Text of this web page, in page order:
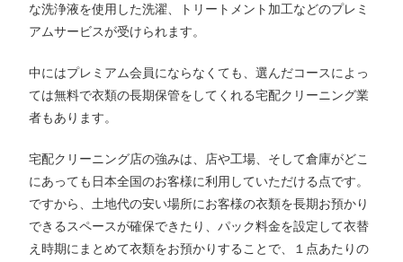
な洗浄液を使用した洗濯、トリートメント加工などのプレミ
アムサービスが受けられます。
中にはプレミアム会員にならなくても、選んだコースによっ
ては無料で衣類の長期保管をしてくれる宅配クリーニング業
者もあります。
宅配クリーニング店の強みは、店や工場、そして倉庫がどこ
にあっても日本全国のお客様に利用していただける点です。
ですから、土地代の安い場所にお客様の衣類を長期お預かり
できるスペースが確保できたり、パック料金を設定して衣替
え時期にまとめて衣類をお預かりすることで、１点あたりの